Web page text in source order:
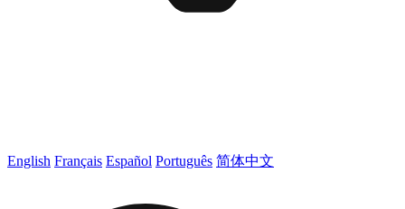
English Français Español Português 简体中文